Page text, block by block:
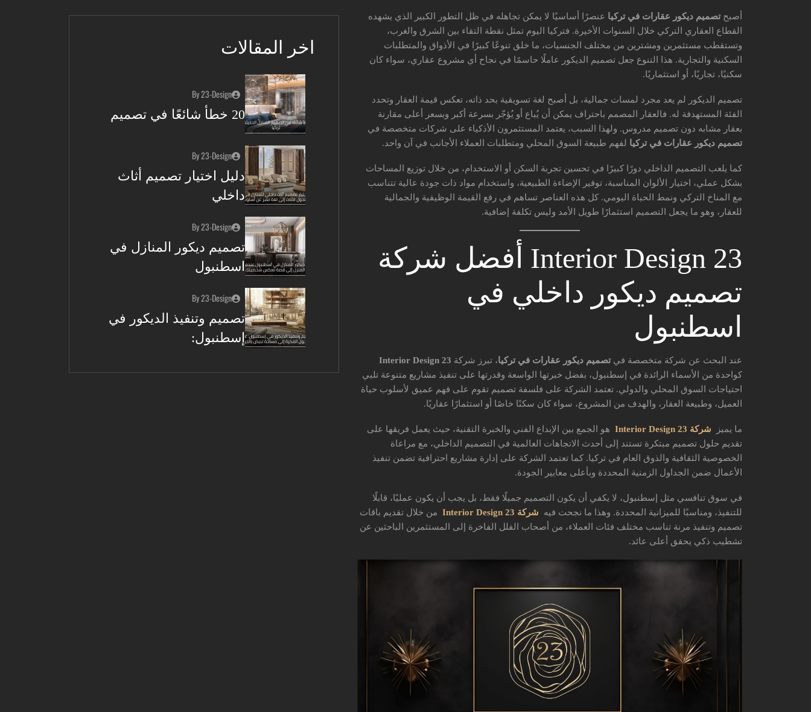
أصبحتصميم ديكور عقارات في تركيا عنصرًا أساسيًا لا يمكن تجاهله في ظل التطور الكبير الذي يشهده
القطاع العقاري التركي خلال السنوات الأخيرة. فتركيا اليوم تمثل نقطة التقاء بين الشرق والغرب،
وتستقطب مستثمرين ومشترين من مختلف الجنسيات، ما خلق تنوعًا كبيرًا في الأذواق والمتطلبات
السكنية والتجارية. هذا التنوع جعل تصميم الديكور عاملًا حاسمًا في نجاح أي مشروع عقاري، سواء كان
سكنيًا، تجاريًا، أو استثماريًا.
تصميم الديكور لم يعد مجرد لمسات جمالية، بل أصبح لغة تسويقية بحد ذاته، تعكس قيمة العقار وتحدد
الفئة المستهدفة له. فالعقار المصمم باحتراف يمكن أن يُباع أو يُؤجّر بسرعة أكبر وبسعر أعلى مقارنة
بعقار مشابه دون تصميم مدروس. ولهذا السبب، يعتمد المستثمرون الأذكياء على شركات متخصصة في
تصميم ديكور عقارات في تركيا لفهم طبيعة السوق المحلي ومتطلبات العملاء الأجانب في آن واحد.
كما يلعب التصميم الداخلي دورًا كبيرًا في تحسين تجربة السكن أو الاستخدام، من خلال توزيع المساحات
بشكل عملي، اختيار الألوان المناسبة، توفير الإضاءة الطبيعية، واستخدام مواد ذات جودة عالية تتناسب
مع المناخ التركي ونمط الحياة اليومي. كل هذه العناصر تساهم في رفع القيمة الوظيفية والجمالية
للعقار، وهو ما يجعل التصميم استثمارًا طويل الأمد وليس تكلفة إضافية.
23 Interior Design أفضل شركة
تصميم ديكور داخلي في
اسطنبول
عند البحث عن شركة متخصصة فيتصميم ديكور عقارات في تركيا، تبرز شركة 23 Interior Design
كواحدة من الأسماء الرائدة في إسطنبول، بفضل خبرتها الواسعة وقدرتها على تنفيذ مشاريع متنوعة تلبي
احتياجات السوق المحلي والدولي. تعتمد الشركة على فلسفة تصميم تقوم على فهم عميق لأسلوب حياة
العميل، وطبيعة العقار، والهدف من المشروع، سواء كان سكنًا خاصًا أو استثمارًا عقاريًا.
ما يميز شركة 23 Interior Design
هو الجمع بين الإبداع الفني والخبرة التقنية، حيث يعمل فريقها على
تقديم حلول تصميم مبتكرة تستند إلى أحدث الاتجاهات العالمية في التصميم الداخلي، مع مراعاة
الخصوصية الثقافية والذوق العام في تركيا. كما تعتمد الشركة على إدارة مشاريع احترافية تضمن تنفيذ
الأعمال ضمن الجداول الزمنية المحددة وبأعلى معايير الجودة.
في سوق تنافسي مثل إسطنبول، لا يكفي أن يكون التصميم جميلًا فقط، بل يجب أن يكون عمليًا، قابلًا
للتنفيذ، ومناسبًا للميزانية المحددة. وهذا ما نجحت فيه شركة 23 Interior Design
من خلال تقديم باقات
تصميم وتنفيذ مرنة تناسب مختلف فئات العملاء، من أصحاب الفلل الفاخرة إلى المستثمرين الباحثين عن
تشطيب ذكي يحقق أعلى عائد.
اخر المقالات
By 23-Design
20 خطأ شائعًا في تصميم
By 23-Design
دليل اختيار تصميم أثاث
داخلي
By 23-Design
تصميم ديكور المنازل في
اسطنبول
By 23-Design
تصميم وتنفيذ الديكور في
إسطنبول: